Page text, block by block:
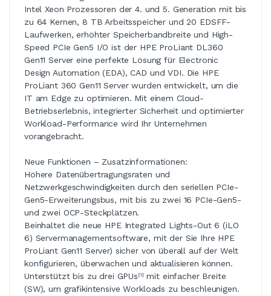
Intel Xeon Prozessoren der 4. und 5. Generation mit bis
zu 64 Kernen, 8 TB Arbeitsspeicher und 20 EDSFF-
Laufwerken, erhöhter Speicherbandbreite und High-
Speed PCIe Gen5 I/O ist der HPE ProLiant DL360
Gen11 Server eine perfekte Lösung für Electronic
Design Automation (EDA), CAD und VDI. Die HPE
ProLiant 360 Gen11 Server wurden entwickelt, um die
IT am Edge zu optimieren. Mit einem Cloud-
Betriebserlebnis, integrierter Sicherheit und optimierter
Workload-Performance wird Ihr Unternehmen
vorangebracht.
Neue Funktionen – Zusatzinformationen:
Höhere Datenübertragungsraten und
Netzwerkgeschwindigkeiten durch den seriellen PCIe-
Gen5-Erweiterungsbus, mit bis zu zwei 16 PCIe-Gen5-
und zwei OCP-Steckplätzen.
Beinhaltet die neue HPE Integrated Lights-Out 6 (iLO
6) Servermanagementsoftware, mit der Sie Ihre HPE
ProLiant Gen11 Server) sicher von überall auf der Welt
konfigurieren, überwachen und aktualisieren können.
Unterstützt bis zu drei GPUs [1] mit einfacher Breite
(SW), um grafikintensive Workloads zu beschleunigen.